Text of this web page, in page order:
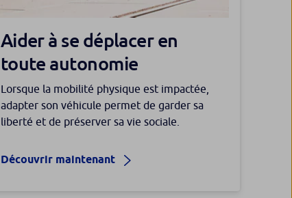
Aider à se déplacer en
toute autonomie
Lorsque la mobilité physique est impactée,
adapter son véhicule permet de garder sa
liberté et de préserver sa vie sociale.
Découvrir maintenant